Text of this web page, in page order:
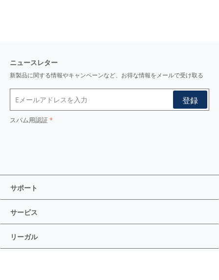
ニュースレター
新製品に関する情報やキャンペーンなど、お得な情報をメールで受け取る
スパム用認証
サポート
サービス
リーガル